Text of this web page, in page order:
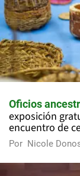
Oficios
exposición
encuentro de
Por Nicole